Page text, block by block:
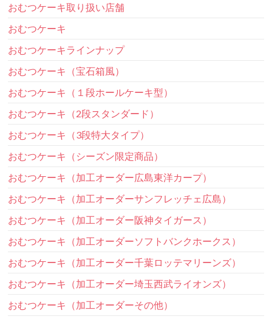
おむつケーキ取り扱い店舗
おむつケーキ
おむつケーキラインナップ
おむつケーキ（宝石箱風）
おむつケーキ（１段ホールケーキ型）
おむつケーキ（2段スタンダード）
おむつケーキ（3段特大タイプ）
おむつケーキ（シーズン限定商品）
おむつケーキ（加工オーダー広島東洋カープ）
おむつケーキ（加工オーダーサンフレッチェ広島）
おむつケーキ（加工オーダー阪神タイガース）
おむつケーキ（加工オーダーソフトバンクホークス）
おむつケーキ（加工オーダー千葉ロッテマリーンズ）
おむつケーキ（加工オーダー埼玉西武ライオンズ）
おむつケーキ（加工オーダーその他）